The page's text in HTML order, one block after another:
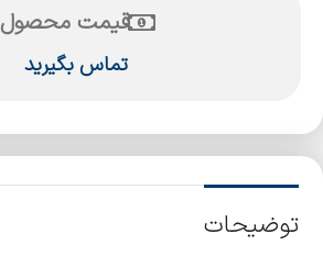
قیمت محصول
تماس بگیرید
توضیحات